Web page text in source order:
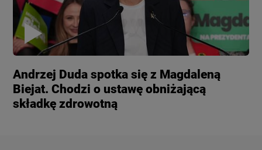
Andrzej Duda spotka się z Magdaleną
Biejat. Chodzi o ustawę obniżającą
składkę zdrowotną